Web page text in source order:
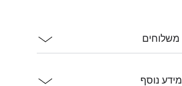
משלוחים
מידע נוסף